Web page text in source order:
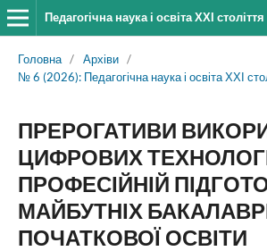
Педагогічна наука і освіта ХХІ століття
Головна / Архіви /
№ 6 (2026): Педагогічна наука і освіта ХХІ
ПРЕРОГАТИВИ
ЦИФРОВИХ
ПРОФЕСІЙНІЙ
МАЙБУТНІХ
ПОЧАТКОВОЇ ОСВІТИ